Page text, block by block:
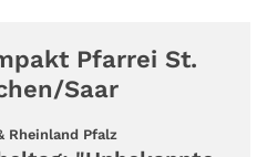
Pfarrei St.
Saar
Rheinland Pfalz